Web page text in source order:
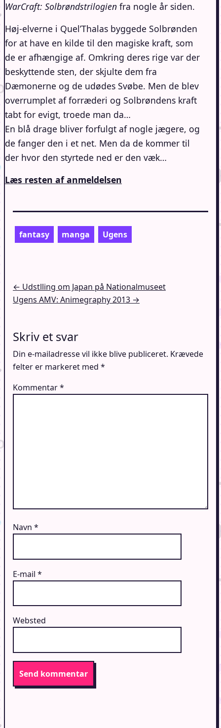
WarCraft: Solbrøndstrilogien fra nogle år siden.
Høj-elverne i Quel’Thalas byggede Solbrønden
for at have en kilde til den magiske kraft, som
de er afhængige af. Omkring deres rige var der
beskyttende sten, der skjulte dem fra
Dæmonerne og de udødes Svøbe. Men de blev
overrumplet af forræderi og Solbrøndens kraft
tabt for evigt, troede man da…
En blå drage bliver forfulgt af nogle jægere, og
de fanger den i et net. Men da de kommer til
der hvor den styrtede ned er den væk…
Læs resten af anmeldelsen
fantasy manga Ugens
Indlægsnavigation
← Udstlling om Japan på Nationalmuseet
Ugens AMV: Animegraphy 2013 →
Skriv et svar
Din e-mailadresse vil ikke blive publiceret. Krævede
felter er markeret med *
Kommentar*
Navn *
E-mail *
Websted